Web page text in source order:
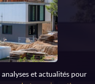
analyses et actualités pour